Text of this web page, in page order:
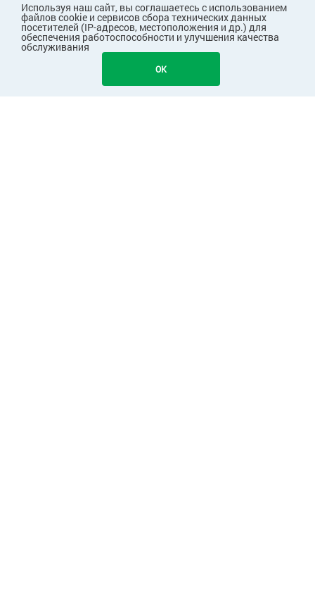
Используя наш сайт, вы соглашаетесь с использованием
файлов cookie и сервисов сбора технических данных
посетителей (IP-адресов, местоположения и др.) для
обеспечения работоспособности и улучшения качества
обслуживания
OK